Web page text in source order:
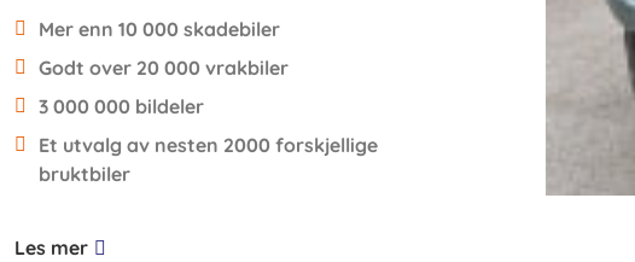
Mer enn 10 000 skadebiler
Godt over 20 000 vrakbiler
3 000 000 bildeler
Et utvalg av nesten 2000 forskjellige
bruktbiler
Les mer